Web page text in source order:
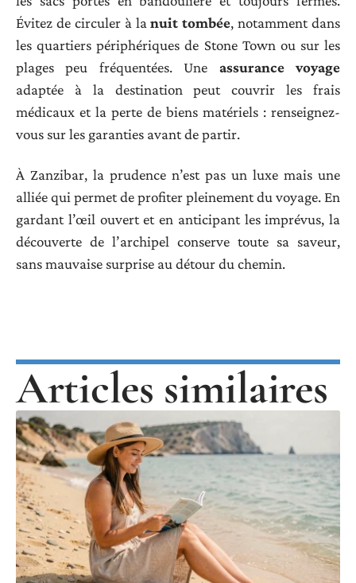
Évitez de circuler à lanuit tombée, notamment dans
les quartiers périphériques de Stone Town ou sur les
plages peu fréquentées. Une assurance voyage
adaptée à la destination peut couvrir les frais
médicaux et la perte de biens matériels : renseignez-
vous sur les garanties avant de partir.
À Zanzibar, la prudence n’est pas un luxe mais une
alliée qui permet de profiter pleinement du voyage. En
gardant l’œil ouvert et en anticipant les imprévus, la
découverte de l’archipel conserve toute sa saveur,
sans mauvaise surprise au détour du chemin.
Articles similaires